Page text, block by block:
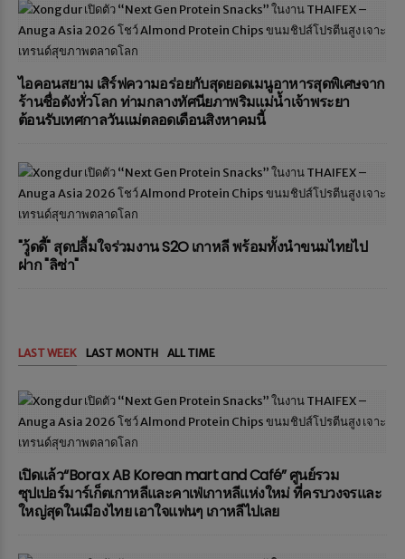
ไอคอนสยาม เสิร์ฟความอร่อยกับสุดยอดเมนูอาหารสุดพิเศษจาก
ร้านชื่อดังทั่วโลก ท่ามกลางทัศนียภาพริมแม่น้ำเจ้าพระยา
ต้อนรับเทศกาลวันแม่ตลอดเดือนสิงหาคมนี้
"วู้ดดี้" สุดปลื้มใจร่วมงาน S2O เกาหลี พร้อมทั้งนำขนมไทยไป
ฝาก "ลิซ่า"
LAST WEEK LAST MONTH ALL TIME
เปิดแล้ว“Bora x AB Korean mart and Café” ศูนย์รวม
ซุปเปอร์มาร์เก็ตเกาหลีและคาเฟ่เกาหลีแห่งใหม่ ที่ครบวงจรและ
ใหญ่สุดในเมืองไทย เอาใจแฟนๆ เกาหลีไปเลย